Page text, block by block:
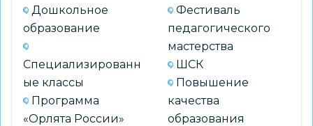
Дошкольное
образование
Специализированн
ые классы
Программа
«Орлята России»
Фестиваль
педагогического
мастерства
ШСК
Повышение
качества
образования